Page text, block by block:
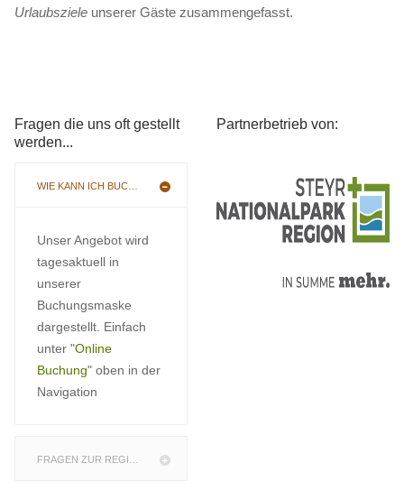
Urlaubsziele unserer Gäste zusammengefasst.
Fragen die uns oft gestellt
werden...
WIE KANN ICH BUCHEN
Unser Angebot wird
tagesaktuell in
unserer
Buchungsmaske
dargestellt. Einfach
unter "Online
Buchung" oben in der
Navigation
FRAGEN ZUR REGION
Partnerbetrieb von: